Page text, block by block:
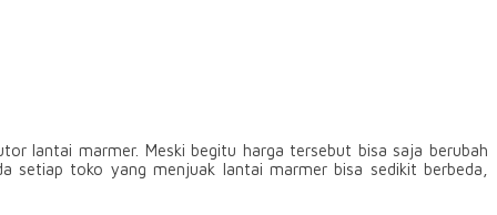
lantai marmer. Meski begitu harga tersebut bisa saja berubah
setiap toko yang menjuak lantai marmer bisa sedikit berbeda,